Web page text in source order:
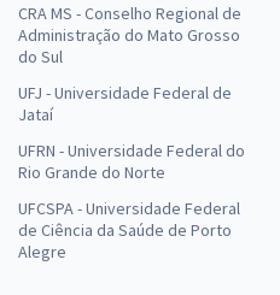
CRA MS - Conselho Regional de
Administração do Mato Grosso
do Sul
UFJ - Universidade Federal de
Jataí
UFRN - Universidade Federal do
Rio Grande do Norte
UFCSPA - Universidade Federal
de Ciência da Saúde de Porto
Alegre